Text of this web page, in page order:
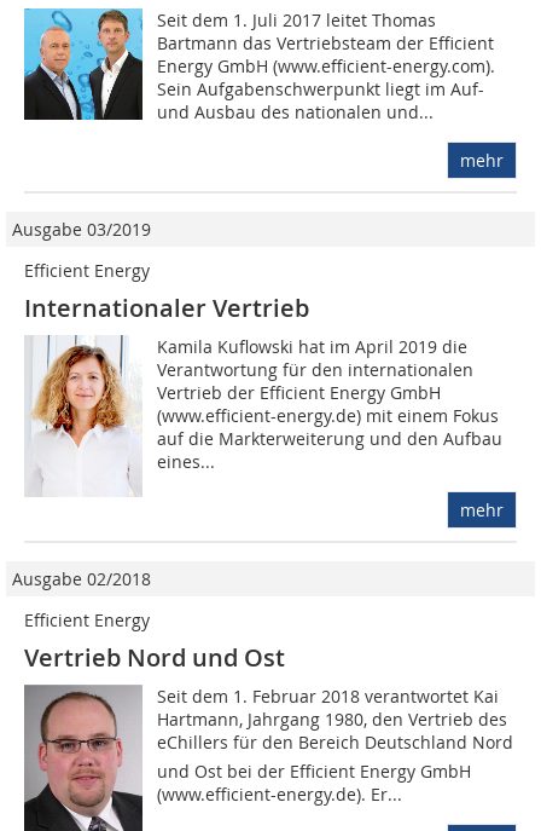
Seit dem 1. Juli 2017 leitet Thomas
Bartmann das Vertriebsteam der Efficient
Energy GmbH (www.efficient-energy.com).
Sein Aufgabenschwerpunkt liegt im Auf-
und Ausbau des nationalen und...
mehr
Ausgabe 03/2019
Efficient Energy
Internationaler Vertrieb
Kamila Kuflowski hat im April 2019 die
Verantwortung für den internationalen
Vertrieb der Efficient Energy GmbH
(www.efficient-energy.de) mit einem Fokus
auf die Markterweiterung und den Aufbau
eines...
mehr
Ausgabe 02/2018
Efficient Energy
Vertrieb Nord und Ost
Seit dem 1. Februar 2018 verantwortet Kai
Hartmann, Jahrgang 1980, den Vertrieb des
eChillers für den Bereich Deutschland Nord
und Ost bei der Efficient Energy GmbH
(www.efficient-energy.de). Er...